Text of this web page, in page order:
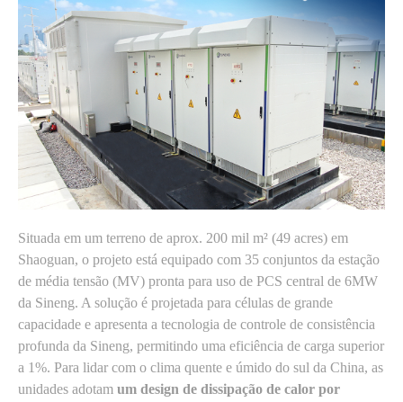
Situada em um terreno de aprox. 200 mil m² (49 acres) em
Shaoguan, o projeto está equipado com 35 conjuntos da estação
de média tensão (MV) pronta para uso de PCS central de 6MW
da Sineng. A solução é projetada para células de grande
capacidade e apresenta a tecnologia de controle de consistência
profunda da Sineng, permitindo uma eficiência de carga superior
a 1%. Para lidar com o clima quente e úmido do sul da China, as
unidades adotam um design de dissipação de calor por